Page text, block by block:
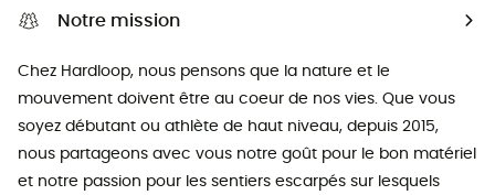
Notre mission
Chez Hardloop, nous pensons que la nature et le
mouvement doivent être au coeur de nos vies. Que vous
soyez débutant ou athlète de haut niveau, depuis 2015,
nous partageons avec vous notre goût pour le bon matériel
et notre passion pour les sentiers escarpés sur lesquels